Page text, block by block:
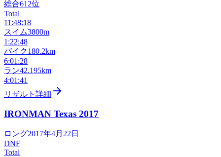
総合612位
Total
11:48:18
スイム3800m
1:22:48
バイク180.2km
6:01:28
ラン42.195km
4:01:41
リザルト詳細
IRONMAN Texas 2017
ロング2017年4月22日
DNF
Total